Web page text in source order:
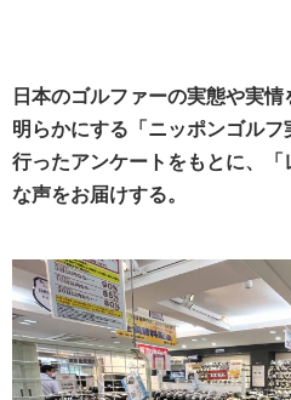
日本のゴルファーの実態や実
明らかにする「ニッポンゴル
行ったアンケートをもとに、
な声をお届けする。